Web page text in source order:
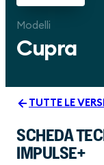
Modelli
Cupra
TUTTE LE
SCHEDA
IMPULSE+